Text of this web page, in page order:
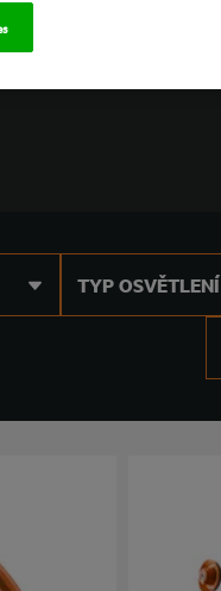
TYP OSVĚTLENÍ